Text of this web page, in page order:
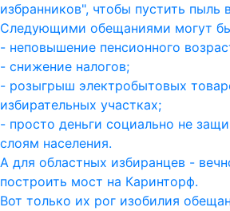
избранников", чтобы пустить пыль
Следующими обещаниями могут
- неповышение пенсионного
- снижение налогов;
- розыгрыш электробытовых
избирательных участках;
- просто деньги социально не
слоям населения.
А для областных избиранцев -
построить мост на Каринторф.
Вот только их рог изобилия